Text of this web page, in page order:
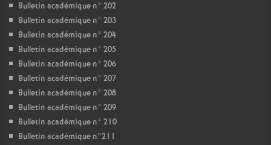
Bulletin académique n° 202
Bulletin académique n° 203
Bulletin académique n° 204
Bulletin académique n° 205
Bulletin académique n° 206
Bulletin académique n° 207
Bulletin académique n° 208
Bulletin académique n° 209
Bulletin académique n° 210
Bulletin académique n°211